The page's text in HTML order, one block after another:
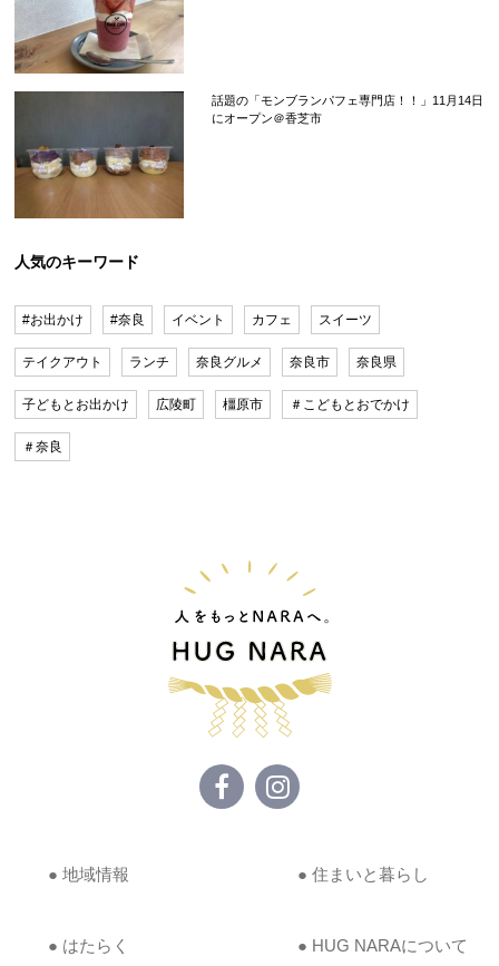
話題の「モンブランパフェ専門店！！」11月14日
にオープン＠香芝市
人気のキーワード
#お出かけ #奈良 イベント カフェ スイーツ
テイクアウト ランチ 奈良グルメ 奈良市 奈良県
子どもとお出かけ 広陵町 橿原市 ＃こどもとおでかけ
＃奈良
● 地域情報 ● 住まいと暮らし
● はたらく ● HUG NARAについて